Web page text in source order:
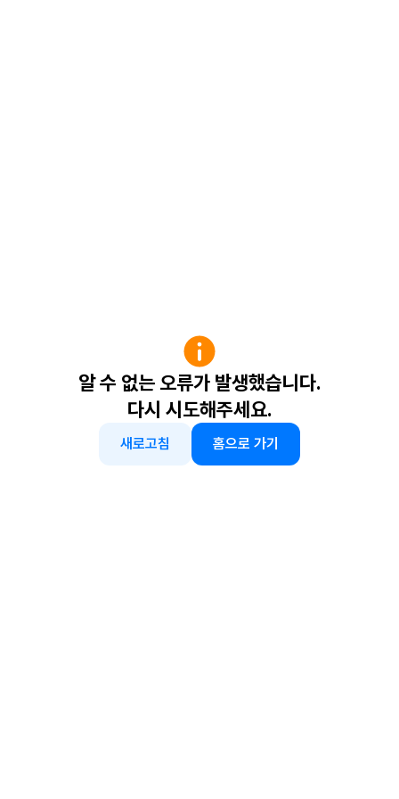
알 수 없는 오류가 발생했습니다.
다시 시도해주세요.
새로고침 홈으로 가기